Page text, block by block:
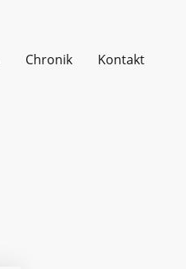
Chronik Kontakt